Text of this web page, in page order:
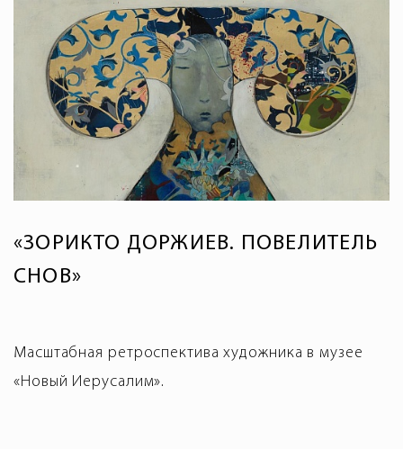
«ЗОРИКТО ДОРЖИЕВ. ПОВЕЛИТЕЛЬ
СНОВ»
Масштабная ретроспектива художника в музее
«Новый Иерусалим».